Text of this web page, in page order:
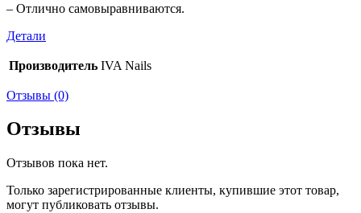
– Отлично самовыравниваются.
Детали
Производитель IVA Nails
Отзывы (0)
Отзывы
Отзывов пока нет.
Только зарегистрированные клиенты, купившие этот товар,
могут публиковать отзывы.